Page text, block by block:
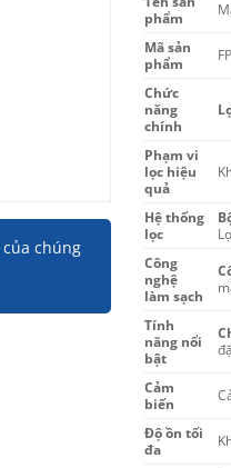
của chúng
phẩm
Mã sản
phẩm
Chức
năng
chính
Phạm vi
lọc hiệu
quả
Hệ thống
lọc
Công
nghệ
làm sạch
Tính
năng nổi
bật
Cảm
biến
Độ ồn tối
đa